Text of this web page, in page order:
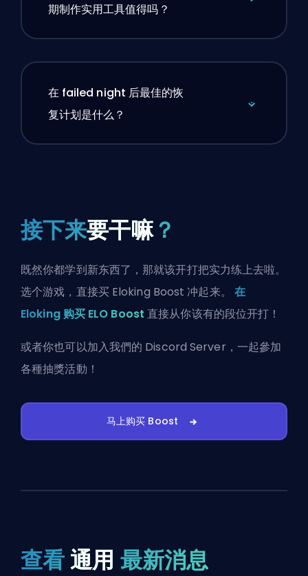
期制作实用工具值得吗？
在 failed night 后最佳的恢
复计划是什么？
接下来要干嘛？
既然你都学到新东西了，那就该开打把实力练上去啦。
选个游戏，直接买 Eloking Boost 冲起来。 在
Eloking 购买 ELO Boost 直接从你该有的段位开打！
或者你也可以加入我們的 Discord Server ，一起參加
各種抽獎活動！
马上购买 Boost
查看通用 最新消息